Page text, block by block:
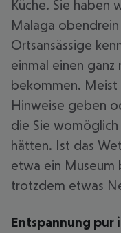
Küche. Sie haben
Malaga
Ortsansässige
einmal einen ganz
bekommen. Meist
Hinweise geben
die Sie
hätten. Ist das
etwa ein Museum
trotzdem etwas
Entspannung pur